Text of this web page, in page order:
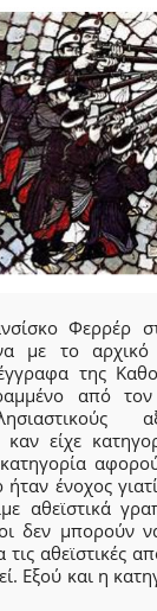
Φερρέρ
με το αρχικό
της
από
είχε
ένοχος
αθεϊστικά
δεν μπορούν
αθεϊστικές
Εξού και η